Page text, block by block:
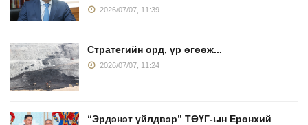
2026/07/07, 11:39
Стратегийн орд, үр өгөөж...
2026/07/07, 11:24
“Эрдэнэт үйлдвэр” ТӨҮГ-ын Ерөнхий